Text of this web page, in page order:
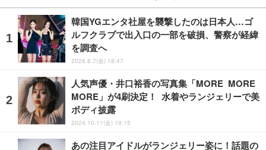
韓国YGエンタ社屋を襲撃したのは日本人…ゴ
ルフクラブで出入口の一部を破損、警察が経緯
を調査へ
2026.8.7(金) 18:47
人気声優・井口裕香の写真集「MORE MORE
MORE」が4刷決定！ 水着やランジェリーで美
ボディ披露
2024.10.11(金) 19:15
あの注目アイドルがランジェリー姿に！話題の